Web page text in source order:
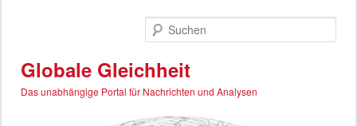
Globale Gleichheit
Das unabhängige Portal für Nachrichten und Analysen